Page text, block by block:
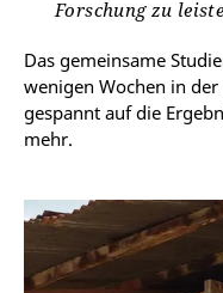
Forschung zu
Das gemeinsame
wenigen Wochen in
gespannt auf die
mehr.